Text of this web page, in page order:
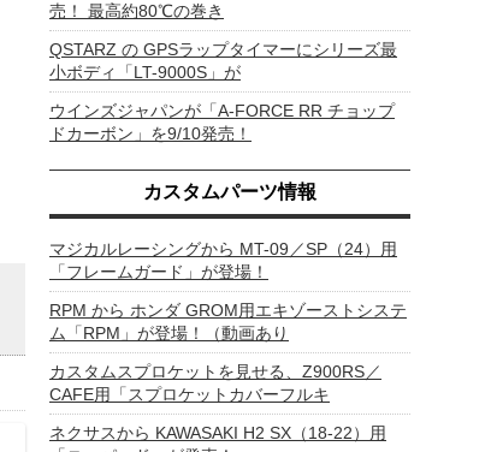
売！ 最高約80℃の巻き
QSTARZ の GPSラップタイマーにシリーズ最
小ボディ「LT-9000S」が
ウインズジャパンが「A-FORCE RR チョップ
ドカーボン」を9/10発売！
カスタムパーツ情報
マジカルレーシングから MT-09／SP（24）用
「フレームガード」が登場！
RPM から ホンダ GROM用エキゾーストシステ
ム「RPM」が登場！（動画あり
カスタムスプロケットを見せる、Z900RS／
CAFE用「スプロケットカバーフルキ
ネクサスから KAWASAKI H2 SX（18-22）用